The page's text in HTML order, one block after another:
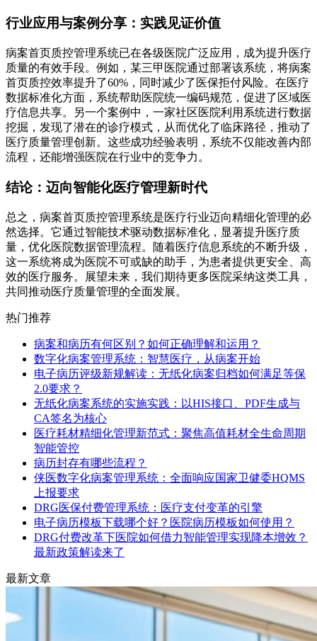
行业应用与案例分享：实践见证价值
病案首页质控管理系统已在各级医院广泛应用，成为提升医疗
质量的有效手段。例如，某三甲医院通过部署该系统，将病案
首页质控效率提升了60%，同时减少了医保拒付风险。在医疗
数据标准化方面，系统帮助医院统一编码规范，促进了区域医
疗信息共享。另一个案例中，一家社区医院利用系统进行数据
挖掘，发现了潜在的诊疗模式，从而优化了临床路径，推动了
医疗质量管理创新。这些成功经验表明，系统不仅能改善内部
流程，还能增强医院在行业中的竞争力。
结论：迈向智能化医疗管理新时代
总之，病案首页质控管理系统是医疗行业迈向精细化管理的必
然选择。它通过智能技术驱动数据标准化，显著提升医疗质
量，优化医院数据管理流程。随着医疗信息系统的不断升级，
这一系统将成为医院不可或缺的助手，为患者提供更安全、高
效的医疗服务。展望未来，我们期待更多医院采纳这类工具，
共同推动医疗质量管理的全面发展。
热门推荐
病案和病历有何区别？如何正确理解和运用？
数字化病案管理系统：智慧医疗，从病案开始
电子病历评级新规解读：无纸化病案归档如何满足等保
2.0要求？
无纸化病案系统的实施实践：以HIS接口、PDF生成与
CA签名为核心
医疗耗材精细化管理新范式：聚焦高值耗材全生命周期
智能管控
病历封存有哪些流程？
侠医数字化病案管理系统：全面响应国家卫健委HQMS
上报要求
DRG医保付费管理系统：医疗支付变革的引擎
电子病历模板下载哪个好？医院病历模板如何使用？
DRG付费改革下医院如何借力智能管理实现降本增效？
最新政策解读来了
最新文章